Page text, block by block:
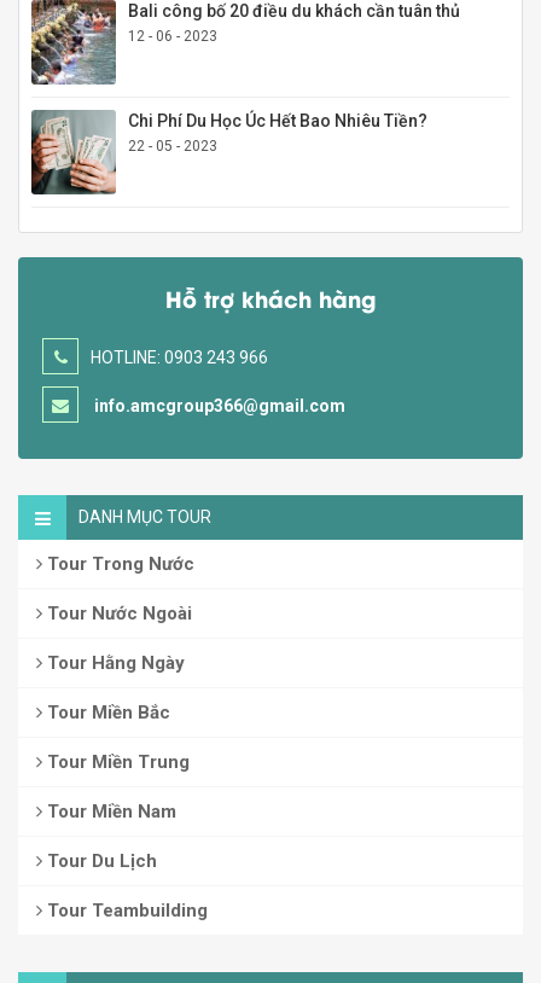
Bali công bố 20 điều du khách cần tuân thủ
12 - 06 - 2023
Chi Phí Du Học Úc Hết Bao Nhiêu Tiền?
22 - 05 - 2023
Hỗ trợ khách hàng
HOTLINE: 0903 243 966
info.amcgroup366@gmail.com
DANH MỤC TOUR
Tour Trong Nước
Tour Nước Ngoài
Tour Hằng Ngày
Tour Miền Bắc
Tour Miền Trung
Tour Miền Nam
Tour Du Lịch
Tour Teambuilding